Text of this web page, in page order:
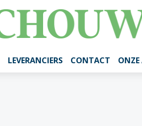
LEVERANCIERS CONTACT ONZE